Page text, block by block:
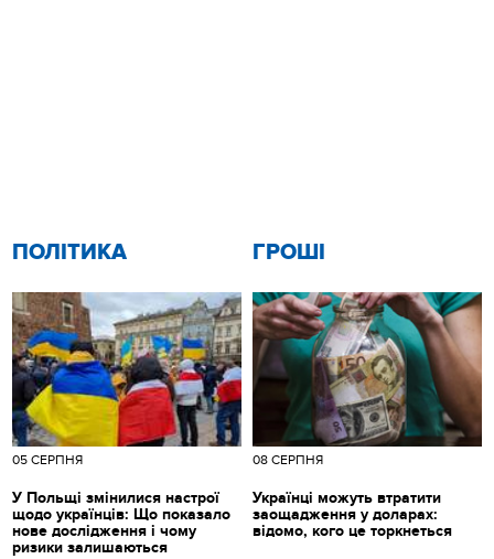
ПОЛІТИКА
05 СЕРПНЯ
У Польщі змінилися настрої
щодо українців: Що показало
нове дослідження і чому
ризики залишаються
ГРОШІ
08 СЕРПНЯ
Українці можуть втратити
заощадження у доларах:
відомо, кого це торкнеться